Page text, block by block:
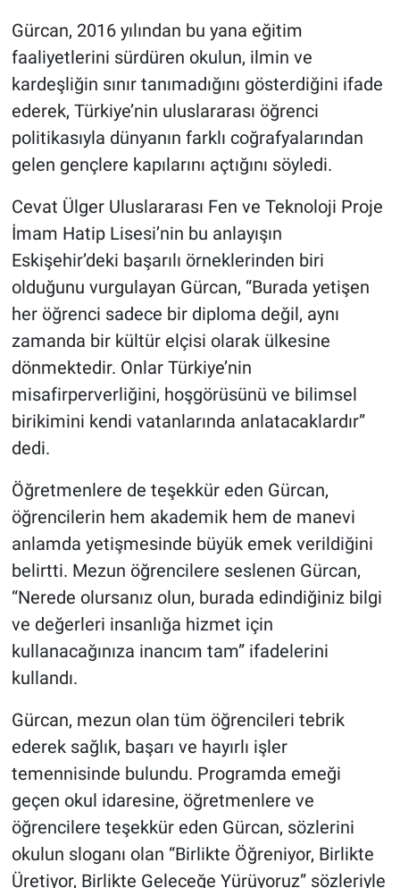
Gürcan, 2016 yılından bu yana eğitim
faaliyetlerini sürdüren okulun, ilmin ve
kardeşliğin sınır tanımadığını gösterdiğini ifade
ederek, Türkiye’nin uluslararası öğrenci
politikasıyla dünyanın farklı coğrafyalarından
gelen gençlere kapılarını açtığını söyledi.
Cevat Ülger Uluslararası Fen ve Teknoloji Proje
İmam Hatip Lisesi’nin bu anlayışın
Eskişehir’deki başarılı örneklerinden biri
olduğunu vurgulayan Gürcan, “Burada yetişen
her öğrenci sadece bir diploma değil, aynı
zamanda bir kültür elçisi olarak ülkesine
dönmektedir. Onlar Türkiye’nin
misafirperverliğini, hoşgörüsünü ve bilimsel
birikimini kendi vatanlarında anlatacaklardır”
dedi.
Öğretmenlere de teşekkür eden Gürcan,
öğrencilerin hem akademik hem de manevi
anlamda yetişmesinde büyük emek verildiğini
belirtti. Mezun öğrencilere seslenen Gürcan,
“Nerede olursanız olun, burada edindiğiniz bilgi
ve değerleri insanlığa hizmet için
kullanacağınıza inancım tam” ifadelerini
kullandı.
Gürcan, mezun olan tüm öğrencileri tebrik
ederek sağlık, başarı ve hayırlı işler
temennisinde bulundu. Programda emeği
geçen okul idaresine, öğretmenlere ve
öğrencilere teşekkür eden Gürcan, sözlerini
okulun sloganı olan “Birlikte Öğreniyor, Birlikte
Üretiyor, Birlikte Geleceğe Yürüyoruz” sözleriyle